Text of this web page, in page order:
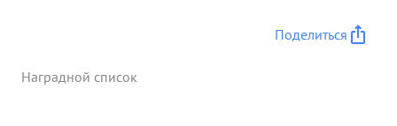
Поделиться
Наградной список